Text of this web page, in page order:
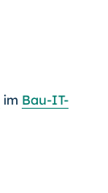
im Bau-IT-